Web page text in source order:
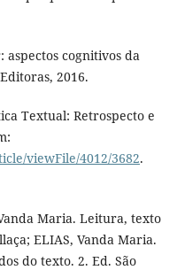
cognitivos da
2016.
Textual: Retrospecto e
viewFile/4012/3682.
Maria. Leitura, texto
ELIAS, Vanda Maria.
do texto. 2. Ed. São